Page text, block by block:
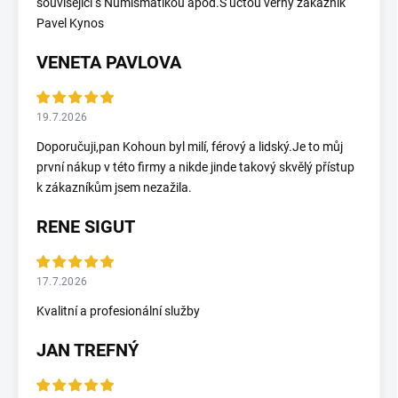
Pavel Kynos
VENETA PAVLOVA
19.7.2026
Doporučuji,pan Kohoun byl milí, férový a lidský.Je to můj
první nákup v této firmy a nikde jinde takový skvělý přístup
k zákazníkům jsem nezažila.
RENE SIGUT
17.7.2026
Kvalitní a profesionální služby
JAN TREFNÝ